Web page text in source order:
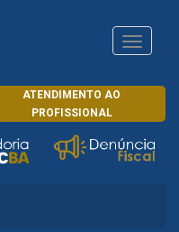
ATENDIMENTO AO
PROFISSIONAL
CRCRJ